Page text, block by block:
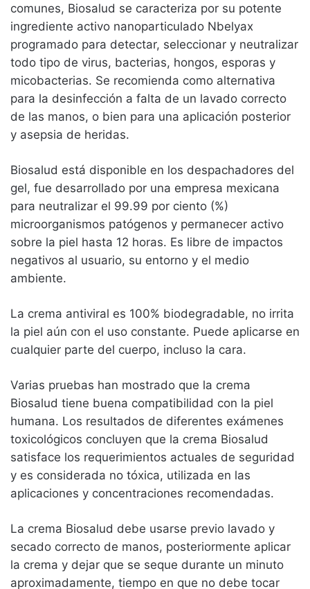
comunes, Biosalud se caracteriza por su potente
ingrediente activo nanoparticulado Nbelyax
programado para detectar, seleccionar y neutralizar
todo tipo de virus, bacterias, hongos, esporas y
micobacterias. Se recomienda como alternativa
para la desinfección a falta de un lavado correcto
de las manos, o bien para una aplicación posterior
y asepsia de heridas.
Biosalud está disponible en los despachadores del
gel, fue desarrollado por una empresa mexicana
para neutralizar el 99.99 por ciento (%)
microorganismos patógenos y permanecer activo
sobre la piel hasta 12 horas. Es libre de impactos
negativos al usuario, su entorno y el medio
ambiente.
La crema antiviral es 100% biodegradable, no irrita
la piel aún con el uso constante. Puede aplicarse en
cualquier parte del cuerpo, incluso la cara.
Varias pruebas han mostrado que la crema
Biosalud tiene buena compatibilidad con la piel
humana. Los resultados de diferentes exámenes
toxicológicos concluyen que la crema Biosalud
satisface los requerimientos actuales de seguridad
y es considerada no tóxica, utilizada en las
aplicaciones y concentraciones recomendadas.
La crema Biosalud debe usarse previo lavado y
secado correcto de manos, posteriormente aplicar
la crema y dejar que se seque durante un minuto
aproximadamente, tiempo en que no debe tocar